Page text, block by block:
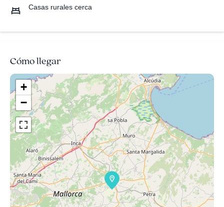
Casas rurales cerca
Cómo llegar
+
−